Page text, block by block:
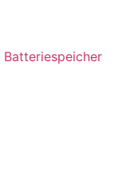
Batteriespeicher